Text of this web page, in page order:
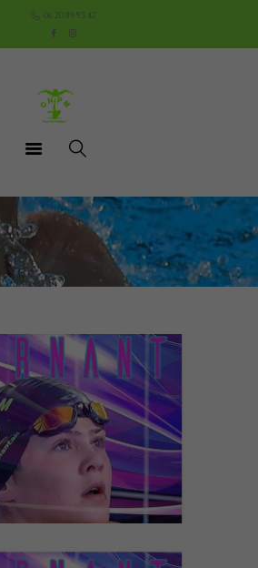
06 20 89 93 42
du Pays
utiles